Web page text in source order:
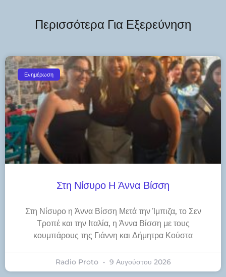
Περισσότερα Για Εξερεύνηση
Ενημέρωση
Στη Νίσυρο Η Άννα Βίσση
Στη Νίσυρο η Άννα Βίσση Μετά την Ίμπιζα, το Σεν
Τροπέ και την Ιταλία, η Άννα Βίσση με τους
κουμπάρους της Γιάννη και Δήμητρα Κούστα
Radio Proto 9 Αυγούστου 2026